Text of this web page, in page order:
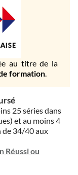
au titre de la
formation.
25 séries dans
et au moins 4
de 34/40 aux
Réussi ou